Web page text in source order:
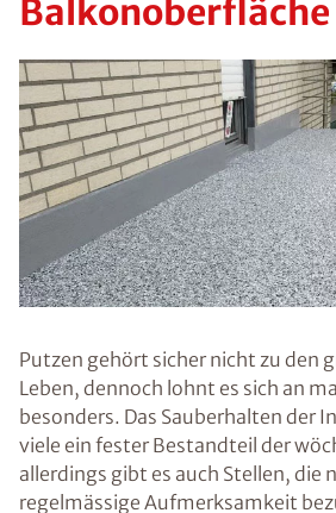
Balkonoberfläche
Putzen gehört sicher nicht zu den
Leben, dennoch lohnt es sich an
besonders. Das Sauberhalten der
viele ein fester Bestandteil der
allerdings gibt es auch Stellen, die
regelmässige Aufmerksamkeit